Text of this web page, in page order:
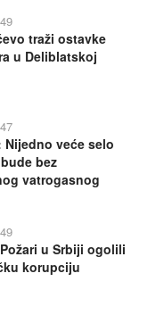
traži ostavke
u Deliblatskoj
Nijedno veće selo
bez
vatrogasnog
u Srbiji ogolili
korupciju